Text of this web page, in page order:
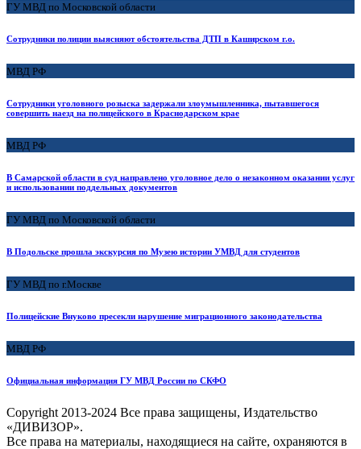
ГУ МВД по Московской области
Сотрудники полиции выясняют обстоятельства ДТП в Каширском г.о.
МВД РФ
Сотрудники уголовного розыска задержали злоумышленника, пытавшегося
совершить наезд на полицейского в Краснодарском крае
МВД РФ
В Самарской области в суд направлено уголовное дело о незаконном оказании услуг
и использовании поддельных документов
ГУ МВД по Московской области
В Подольске прошла экскурсия по Музею истории УМВД для студентов
ГУ МВД по г.Москве
Полицейские Внуково пресекли нарушение миграционного законодательства
МВД РФ
Официальная информация ГУ МВД России по СКФО
Copyright 2013-2024 Все права защищены, Издательство
«ДИВИЗОР».
Все права на материалы, находящиеся на сайте, охраняются в